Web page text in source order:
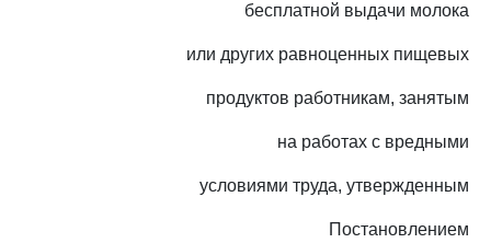
бесплатной выдачи молока
или других равноценных пищевых
продуктов работникам, занятым
на работах с вредными
условиями труда, утвержденным
Постановлением